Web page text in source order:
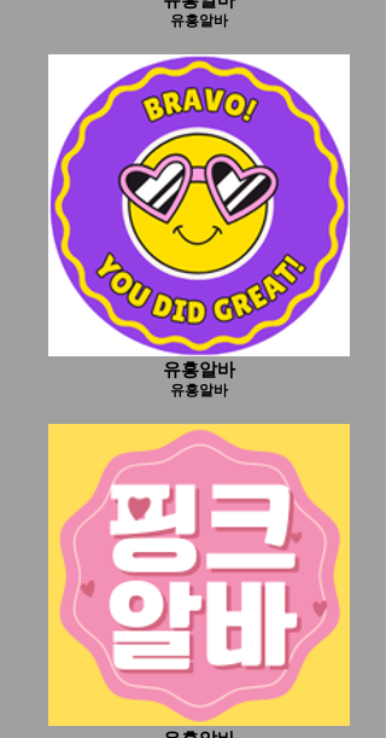
유흥알바
유흥알바
유흥알바
유흥알바